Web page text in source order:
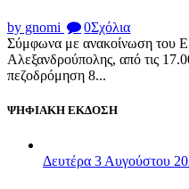
by gnomi 0Σχόλια
Σύμφωνα με ανακοίνωση του
Αλεξανδρούπολης, από τις
πεζοδρόμηση 8...
ΨΗΦΙΑΚΗ ΕΚΔΟΣΗ
Δευτέρα 3 Αυγούστου